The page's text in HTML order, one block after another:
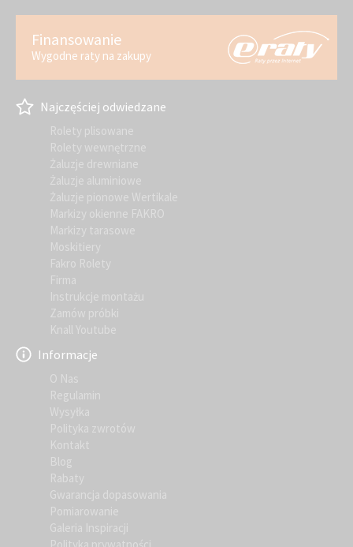
Finansowanie
Wygodne raty na zakupy
Najczęściej odwiedzane
Rolety plisowane
Rolety wewnętrzne
Żaluzje drewniane
Żaluzje aluminiowe
Żaluzje pionowe Wertikale
Markizy okienne FAKRO
Markizy tarasowe
Moskitiery
Fakro Rolety
Firma
Instrukcje montażu
Zamów próbki
Knall Youtube
Informacje
O Nas
Regulamin
Wysyłka
Polityka zwrotów
Kontakt
Blog
Rabaty
Gwarancja dopasowania
Pomiarowanie
Galeria Inspiracji